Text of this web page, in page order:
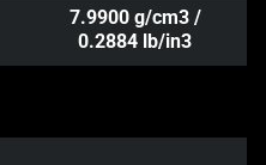
7.9900 g/cm3 /
0.2884 lb/in3